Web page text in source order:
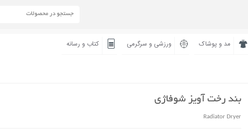
مد و پوشاک ورزشی و سرگرمی کتاب و رسانه
بند رخت آویز شوفاژی
Radiator Dryer